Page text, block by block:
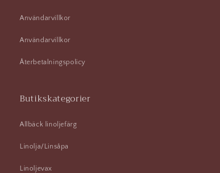
Användarvillkor
Användarvillkor
Återbetalningspolicy
Butikskategorier
Allbäck linoljefärg
Linolja/Linsåpa
Linoljevax